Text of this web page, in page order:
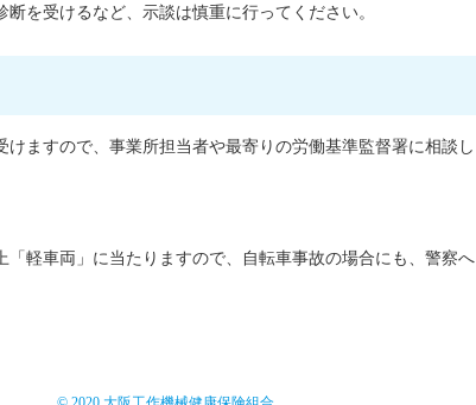
を受けるなど、示談は慎重に行ってください。
ますので、事業所担当者や最寄りの労働基準監督署に相談し
軽車両」に当たりますので、自転車事故の場合にも、警察へ